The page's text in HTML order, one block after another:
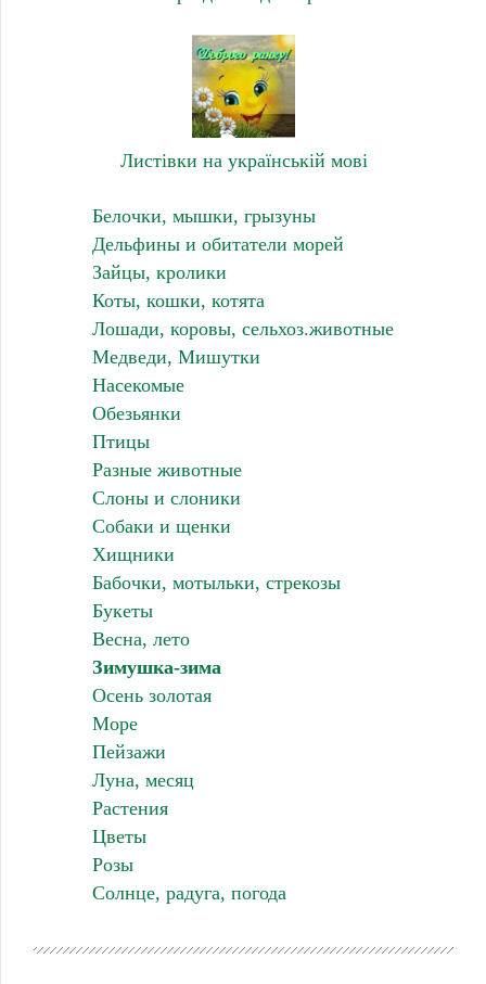
Листівки на українській мові
Белочки, мышки, грызуны
Дельфины и обитатели морей
Зайцы, кролики
Коты, кошки, котята
Лошади, коровы, сельхоз.животные
Медведи, Мишутки
Насекомые
Обезьянки
Птицы
Разные животные
Слоны и слоники
Собаки и щенки
Хищники
Бабочки, мотыльки, стрекозы
Букеты
Весна, лето
Зимушка-зима
Осень золотая
Море
Пейзажи
Луна, месяц
Растения
Цветы
Розы
Солнце, радуга, погода